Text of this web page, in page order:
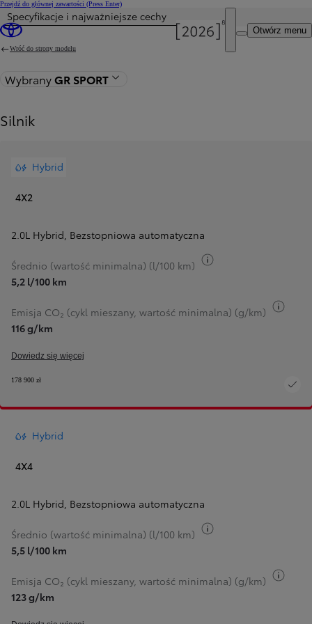
Przejdź do głównej zawartości (Press Enter)
Otwórz menu
Cena została zaktualizowana Cena Twojej konfiguracji została zmieniona na 178 900 zł.
Specyfikacje i najważniejsze cechy
Wróć do strony modelu
WybranyGR SPORT
Silnik
Hybrid
4X2
2.0L Hybrid, Bezstopniowa automatyczna
Średnio (wartość minimalna) (l/100 km)
5,2 l/100 km
Emisja CO₂ (cykl mieszany, wartość minimalna) (g/km)
116 g/km
Dowiedz się więcej
178 900 zł
Hybrid
4X4
2.0L Hybrid, Bezstopniowa automatyczna
Średnio (wartość minimalna) (l/100 km)
5,5 l/100 km
Emisja CO₂ (cykl mieszany, wartość minimalna) (g/km)
123 g/km